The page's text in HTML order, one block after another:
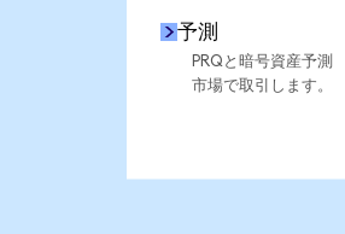
予測
PRQと暗号資産予測
市場で取引します。